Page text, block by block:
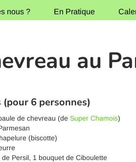
nous ? En Pratique
au
6 personnes)
de chevreau (de Super Chamois)
(biscotte)
de Persil, 1 bouquet de Ciboulette